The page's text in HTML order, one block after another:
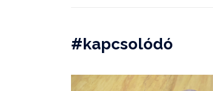
#kapcsolódó